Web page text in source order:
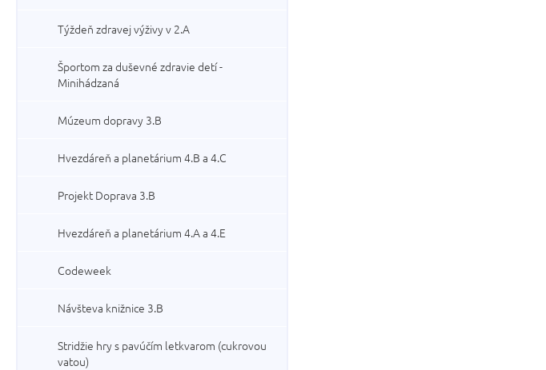
Týždeň zdravej výživy v 2.A
Športom za duševné zdravie detí -
Minihádzaná
Múzeum dopravy 3.B
Hvezdáreň a planetárium 4.B a 4.C
Projekt Doprava 3.B
Hvezdáreň a planetárium 4.A a 4.E
Codeweek
Návšteva knižnice 3.B
Stridžie hry s pavúčím letkvarom (cukrovou
vatou)